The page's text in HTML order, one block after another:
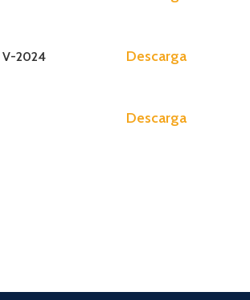
V-2024 Descarga
Descarga